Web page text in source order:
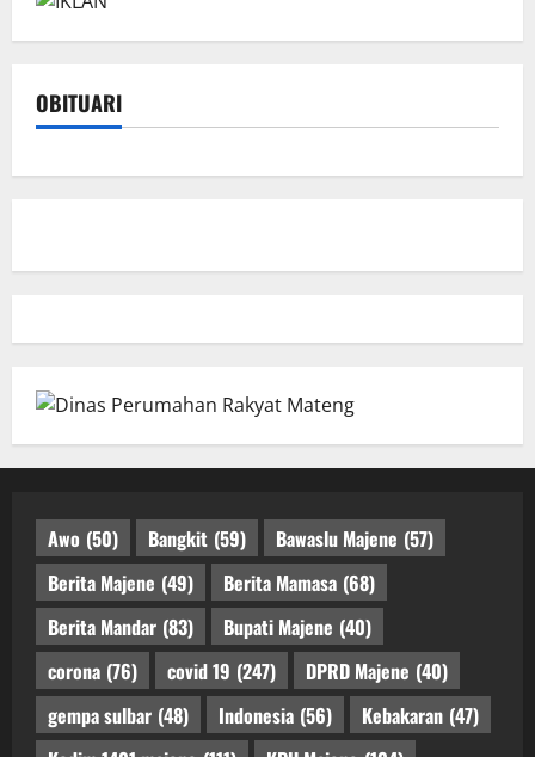
OBITUARI
Awo (50) Bangkit (59) Bawaslu Majene (57)
Berita Majene (49) Berita Mamasa (68)
Berita Mandar (83) Bupati Majene (40)
corona (76) covid 19 (247) DPRD Majene (40)
gempa sulbar (48) Indonesia (56) Kebakaran (47)